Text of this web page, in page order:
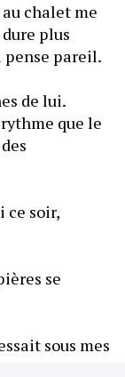
chalet me
plus
pense pareil.
de lui.
que le
ce soir,
se
sous mes